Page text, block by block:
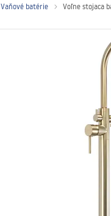
Vaňové batérie Voľne stojaca